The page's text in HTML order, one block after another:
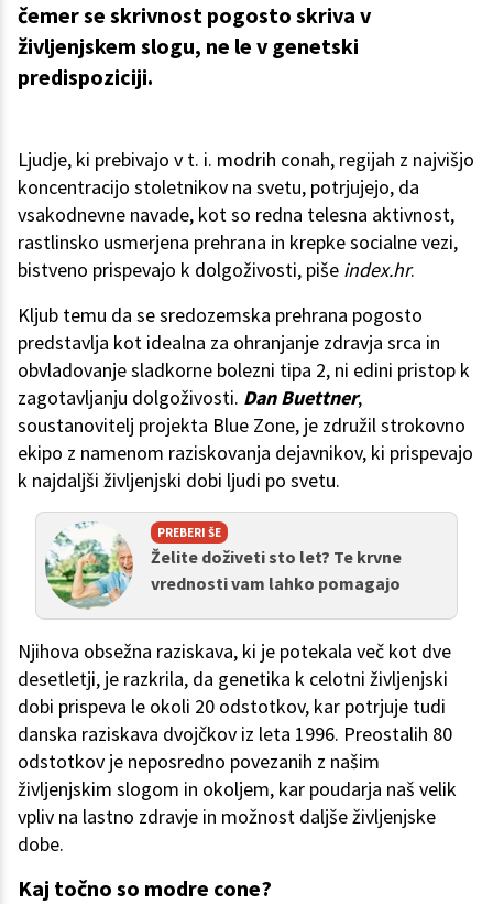
čemer se skrivnost pogosto skriva v
življenjskem slogu, ne le v genetski
predispoziciji.
Ljudje, ki prebivajo v t. i. modrih conah, regijah z najvišjo
koncentracijo stoletnikov na svetu, potrjujejo, da
vsakodnevne navade, kot so redna telesna aktivnost,
rastlinsko usmerjena prehrana in krepke socialne vezi,
bistveno prispevajo k dolgoživosti, piše index.hr.
Kljub temu da se sredozemska prehrana pogosto
predstavlja kot idealna za ohranjanje zdravja srca in
obvladovanje sladkorne bolezni tipa 2, ni edini pristop k
zagotavljanju dolgoživosti. Dan Buettner,
soustanovitelj projekta Blue Zone, je združil strokovno
ekipo z namenom raziskovanja dejavnikov, ki prispevajo
k najdaljši življenjski dobi ljudi po svetu.
PREBERI ŠE
Želite doživeti sto let? Te krvne
vrednosti vam lahko pomagajo
Njihova obsežna raziskava, ki je potekala več kot dve
desetletji, je razkrila, da genetika k celotni življenjski
dobi prispeva le okoli 20 odstotkov, kar potrjuje tudi
danska raziskava dvojčkov iz leta 1996. Preostalih 80
odstotkov je neposredno povezanih z našim
življenjskim slogom in okoljem, kar poudarja naš velik
vpliv na lastno zdravje in možnost daljše življenjske
dobe.
Kaj točno so modre cone?